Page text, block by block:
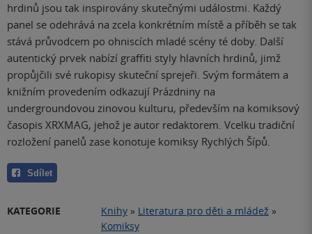
hrdinů jsou tak inspirovány skutečnými událostmi. Každý
panel se odehrává na zcela konkrétním místě a příběh se tak
stává průvodcem po ohniscích mladé scény té doby. Další
autentický prvek nabízí graffiti styly hlavních hrdinů, jimž
propůjčili své rukopisy skuteční sprejeři. Svým formátem a
knižním provedením odkazují Prázdniny na
undergroundovou zinovou kulturu, především na komiksový
časopis XRXMAG, jehož je autor redaktorem. Vcelku tradiční
rozložení panelů zase konotuje komiksy Rychlých Šípů.
Sdílet
KATEGORIE Knihy » Literatura pro děti a mládež »
Komiksy